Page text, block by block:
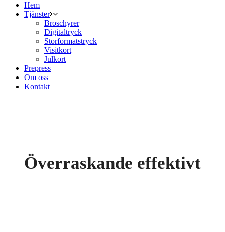
Hem
Tjänster
Broschyrer
Digitaltryck
Storformatstryck
Visitkort
Julkort
Prepress
Om oss
Kontakt
Överraskande effektivt